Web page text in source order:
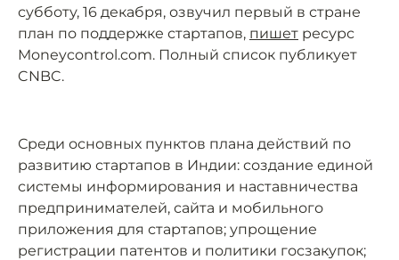
субботу, 16 декабря, озвучил первый в стране
план по поддержке стартапов, пишет ресурс
Moneycontrol.com. Полный список публикует
CNBC.
Среди основных пунктов плана действий по
развитию стартапов в Индии: создание единой
системы информирования и наставничества
предпринимателей, сайта и мобильного
приложения для стартапов; упрощение
регистрации патентов и политики госзакупок;